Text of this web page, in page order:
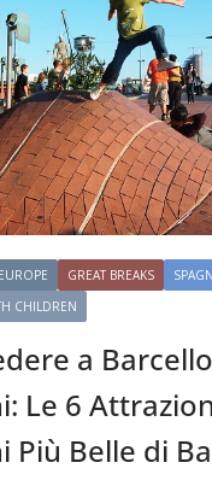
EUROPE GREAT BREAKS
CHILDREN
a
Le 6
Più Belle di